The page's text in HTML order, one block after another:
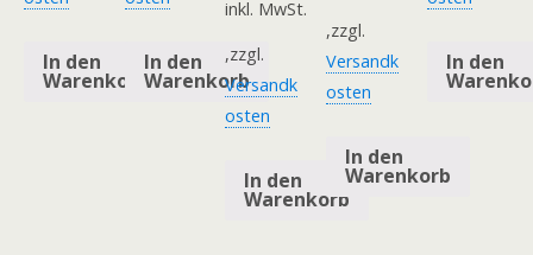
In den
Warenkorb
In den
Warenkorb
inkl. MwSt.
,zzgl.
Versandk
osten
In den
Warenkorb
,zzgl.
Versandk
osten
In den
Warenkorb
In den